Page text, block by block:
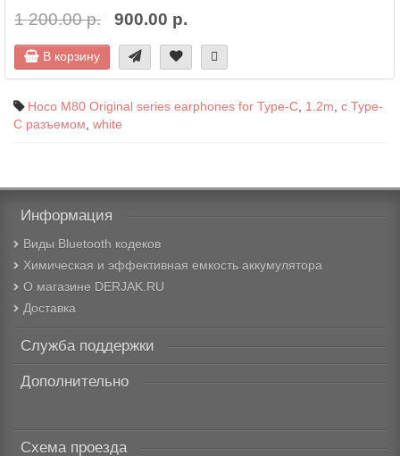
1 200.00 р. 900.00 р.
В корзину
Hoco M80 Original series earphones for Type-C 1.2m с Type-
C разъемом white
Информация
Виды Bluetooth кодеков
Химическая и эффективная емкость аккумулятора
О магазине DERJAK.RU
Доставка
Служба поддержки
Дополнительно
Схема проезда